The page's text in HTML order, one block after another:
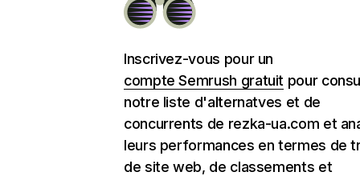
Inscrivez-vous pour un
compte Semrush gratuit pour
notre liste d'alternatves et de
concurrents de rezka-ua.com et
leurs performances en termes de
de site web, de classements et